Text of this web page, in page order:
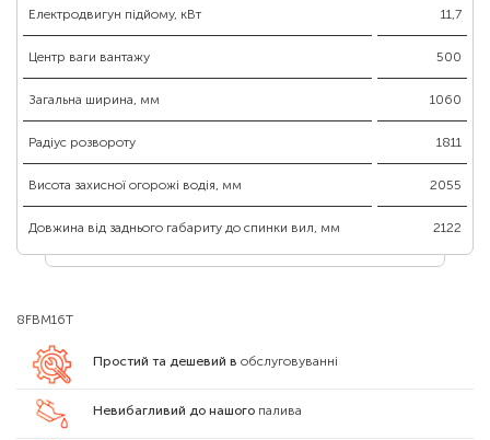
Електродвигун підйому, кВт 11,7
Центр ваги вантажу 500
Загальна ширина, мм 1060
Радіус розвороту 1811
Висота захисної огорожі водія, мм 2055
Довжина від заднього габариту до спинки вил, мм 2122
8FBM16T
Простий та дешевий в обслуговуванні
Невибагливий до нашого палива